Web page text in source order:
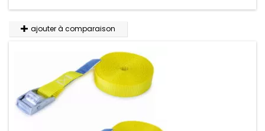
ajouter à comparaison